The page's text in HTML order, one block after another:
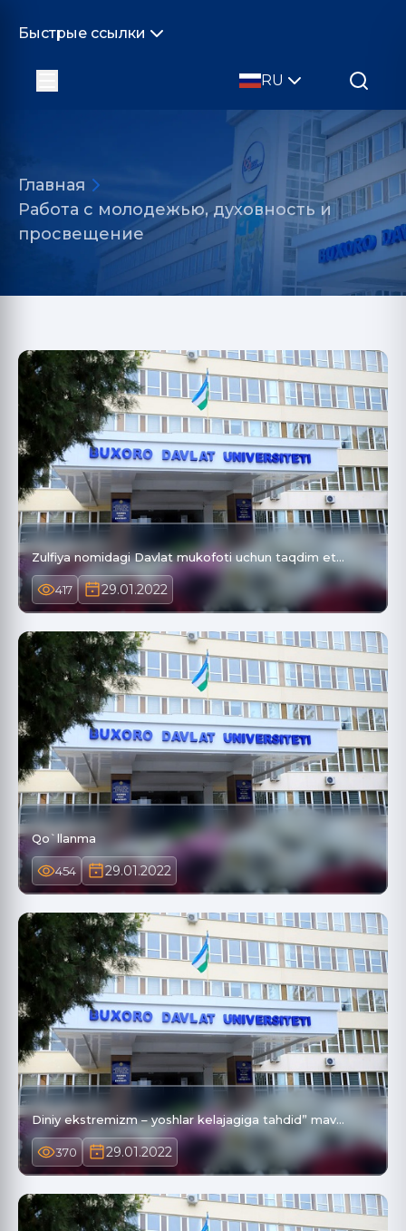
Быстрые ссылки
RU
Главная
Работа с молодежью, духовность и
просвещение
Zulfiya nomidagi Davlat mukofoti uchun taqdim et…
417 29.01.2022
Qo`llanma
454 29.01.2022
Diniy ekstremizm – yoshlar kelajagiga tahdid” mav…
370 29.01.2022